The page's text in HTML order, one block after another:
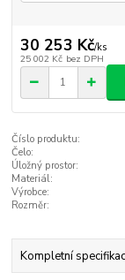
30 253 Kč/ks
25 002 Kč bez DPH
Číslo produktu:
Čelo:
Úložný prostor:
Materiál:
Výrobce:
Rozměr:
Kompletní